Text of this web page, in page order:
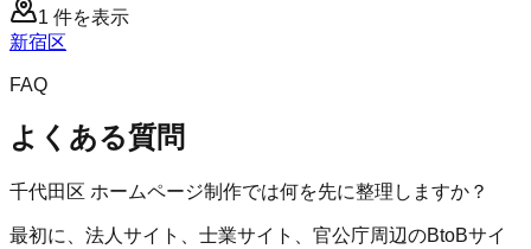
1 件を表示
新宿区
FAQ
よくある質問
千代田区 ホームページ制作では何を先に整理しますか？
最初に、法人サイト、士業サイト、官公庁周辺のBtoBサイ